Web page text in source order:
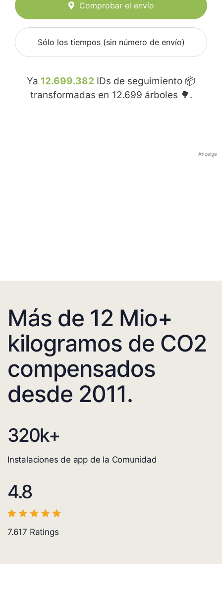
Comprobar el envío
Sólo los tiempos (sin número de envío)
Ya 12.699.382 IDs de seguimiento 📦
transformadas en 12.699 árboles 🌳.
Anzeige
Más de 12 Mio+
kilogramos de CO2
compensados
desde 2011.
320k+
Instalaciones de app de la Comunidad
4.8
7.617 Ratings